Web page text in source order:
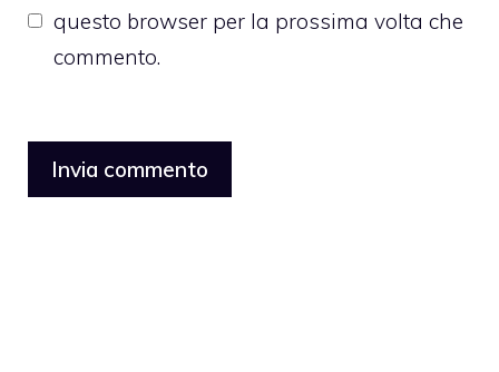
questo browser per la prossima volta che
commento.